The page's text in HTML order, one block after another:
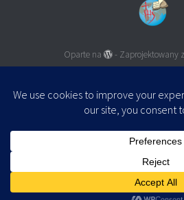
Oparte na - Zaprojektowany z